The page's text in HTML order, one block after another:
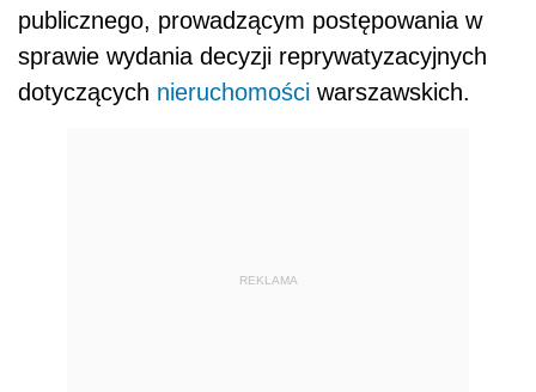
publicznego, prowadzącym postępowania w
sprawie wydania decyzji reprywatyzacyjnych
dotyczących nieruchomości warszawskich.
REKLAMA